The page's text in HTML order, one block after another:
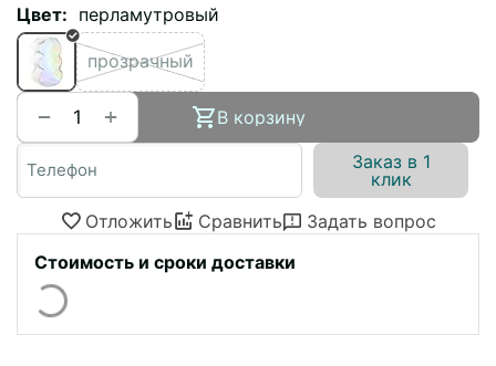
Цвет: перламутровый
прозрачный
+
−
В корзину
Заказ в 1
клик
Отложить
Сравнить
Задать вопрос
Стоимость и сроки доставки